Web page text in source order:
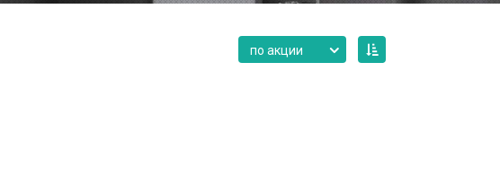
по акции